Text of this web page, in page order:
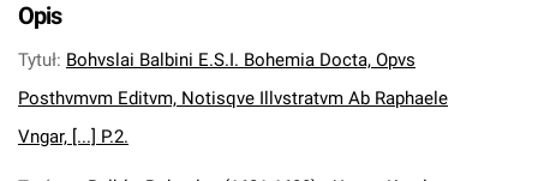
Opis
Tytuł: Bohvslai Balbini E.S.I. Bohemia Docta, Opvs
Posthvmvm Editvm, Notisqve Illvstratvm Ab Raphaele
Vngar, [...] P.2.